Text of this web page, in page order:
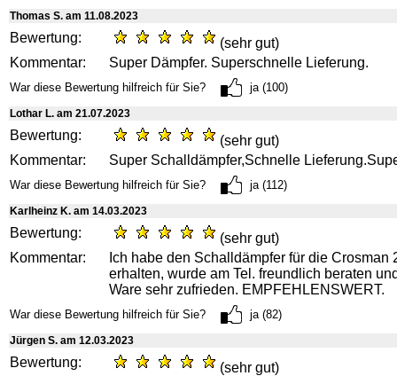
Thomas S. am 11.08.2023
Bewertung:
(sehr gut)
Kommentar:
Super Dämpfer. Superschnelle Lieferung.
War diese Bewertung hilfreich für Sie? ja (100)
Lothar L. am 21.07.2023
Bewertung:
(sehr gut)
Kommentar:
Super Schalldämpfer,Schnelle
War diese Bewertung hilfreich für Sie? ja (112)
Karlheinz K. am 14.03.2023
Bewertung:
(sehr gut)
Kommentar:
Ich habe den Schalldämpfer für die Crosman
erhalten, wurde am Tel. freundlich beraten
Ware sehr zufrieden. EMPFEHLENSWERT.
War diese Bewertung hilfreich für Sie? ja (82)
Jürgen S. am 12.03.2023
Bewertung:
(sehr gut)